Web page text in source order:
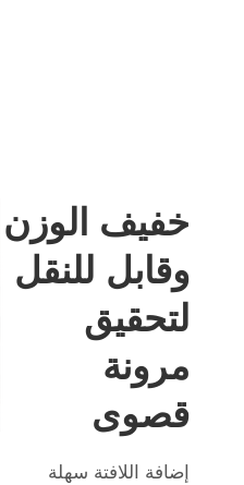
خفيف الوزن
وقابل للنقل
لتحقيق
مرونة
قصوى
إضافة اللافتة سهلة